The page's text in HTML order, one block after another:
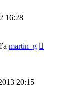
16:28
martin_g
20:15